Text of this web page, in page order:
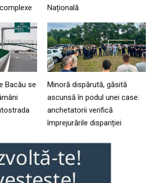
Națională
Bacău se
Minoră dispărută, găsită
ascunsă în podul unei case:
anchetatorii verifică
împrejurările dispariției